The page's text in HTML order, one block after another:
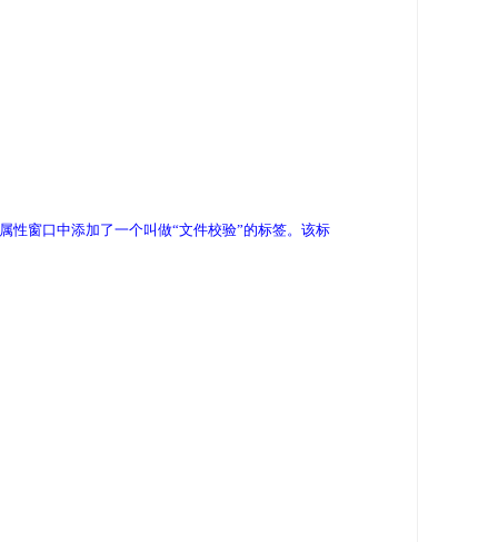
性窗口中添加了一个叫做“文件校验”的标签。该标